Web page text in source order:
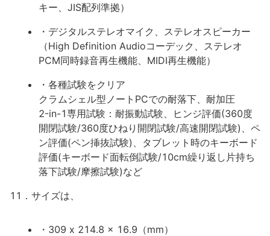
キー、JIS配列準拠）
・デジタルステレオマイク、ステレオスピーカー
（High Definition Audioコーデック、ステレオ
PCM同時録音再生機能、MIDI再生機能）
・各種試験をクリア
クラムシェル型ノートPCでの耐落下、耐加圧
2-in-1専用試験：耐振動試験、ヒンジ評価(360度
開閉試験/360度ひねり開閉試験/高速開閉試験)、ペ
ン評価(ペン挿抜試験)、タブレット時のキーボード
評価(キーボード面転倒試験/10cm繰り返し片持ち
落下試験/摩擦試験)など
11．サイズは、
・309 x 214.8 x 16.9（mm）